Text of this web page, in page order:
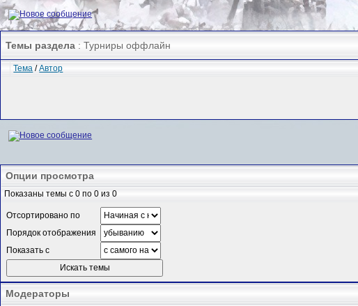
Темы раздела : Турниры оффлайн
Тема /Автор
Опции просмотра
Показаны темы с 0 по 0 из 0
Отсортировано по
Порядок отображения
Показать с
Модераторы